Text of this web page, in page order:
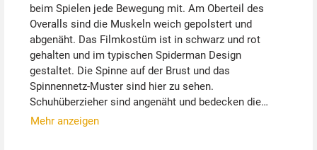
beim Spielen jede Bewegung mit. Am Oberteil des
Overalls sind die Muskeln weich gepolstert und
abgenäht. Das Filmkostüm ist in schwarz und rot
gehalten und im typischen Spiderman Design
gestaltet. Die Spinne auf der Brust und das
Spinnennetz-Muster sind hier zu sehen.
Schuhüberzieher sind angenäht und bedecken die
eigenen Schuhe.
Mehr anzeigen